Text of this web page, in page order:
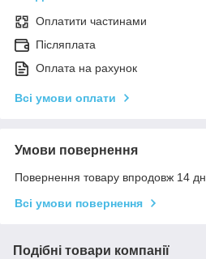
Оплатити частинами
Післяплата
Оплата на рахунок
Всі умови оплати
Умови повернення
Повернення товару впродовж 14
Всі умови повернення
Подібні товари компанії